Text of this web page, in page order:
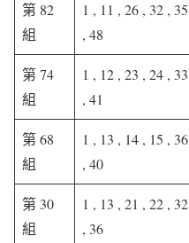
第 82
組
1 , 11 , 26 , 32 , 35
, 48
第 74
組
1 , 12 , 23 , 24 , 33
, 41
第 68
組
1 , 13 , 14 , 15 , 36
, 40
第 30
組
1 , 13 , 21 , 22 , 32
, 36